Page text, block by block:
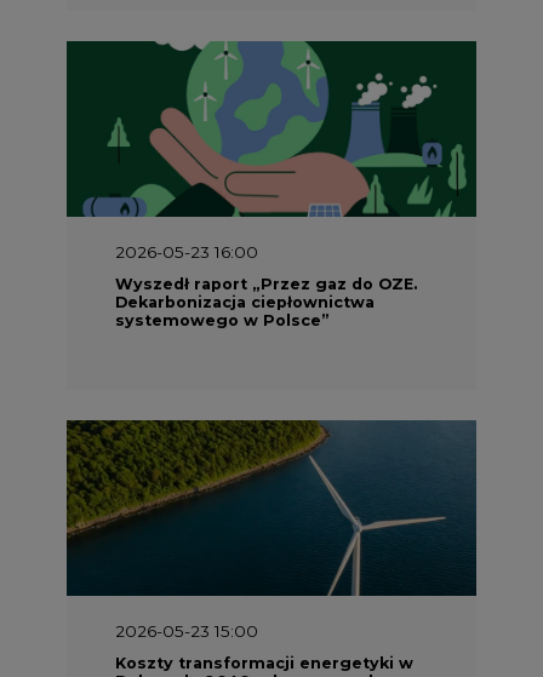
2026-05-23 16:00
Wyszedł raport „Przez gaz do OZE.
Dekarbonizacja ciepłownictwa
systemowego w Polsce”
2026-05-23 15:00
Koszty transformacji energetyki w